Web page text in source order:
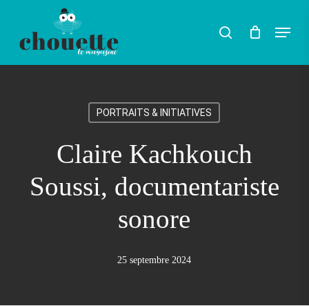
search Menu
PORTRAITS & INITIATIVES
Claire Kachkouch
Soussi, documentariste
sonore
25 septembre 2024